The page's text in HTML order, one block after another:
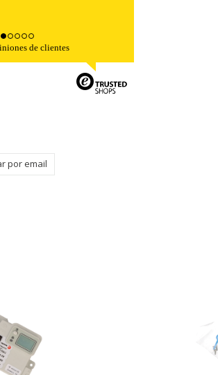
de clientes
por email
de nuestro sitio y mejorarlo. Nos
por el sitio. Toda la información que recogen